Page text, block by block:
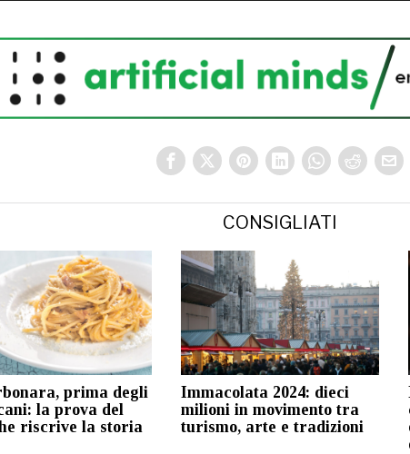
CONSIGLIATI
prima degli
la prova del
riscrive la storia
Immacolata 2024: dieci
milioni in movimento tra
turismo, arte e tradizioni